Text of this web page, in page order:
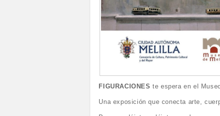
FIGURACIONES te espera en el
Una exposición que conecta arte,